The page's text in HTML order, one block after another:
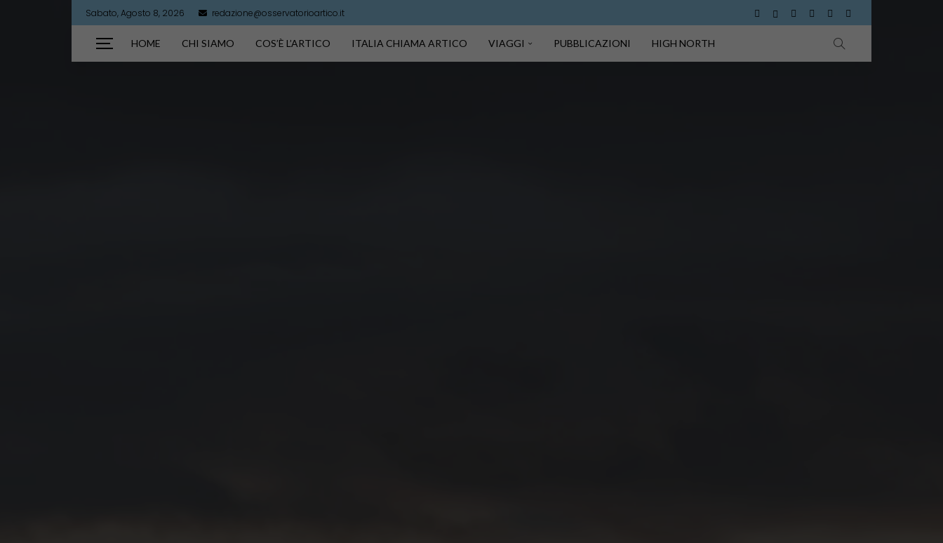
Sabato, Agosto 8, 2026 redazione@osservatorioartico.it
HOME CHI SIAMO COS’È L’ARTICO ITALIA CHIAMA ARTICO VIAGGI PUBBLICAZIONI HIGH NORTH